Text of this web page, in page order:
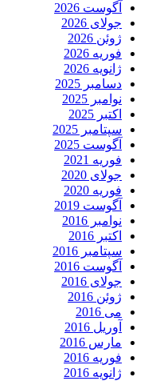
آگوست 2026
جولای 2026
ژوئن 2026
فوریه 2026
ژانویه 2026
دسامبر 2025
نوامبر 2025
اکتبر 2025
سپتامبر 2025
آگوست 2025
فوریه 2021
جولای 2020
فوریه 2020
آگوست 2019
نوامبر 2016
اکتبر 2016
سپتامبر 2016
آگوست 2016
جولای 2016
ژوئن 2016
می 2016
آوریل 2016
مارس 2016
فوریه 2016
ژانویه 2016